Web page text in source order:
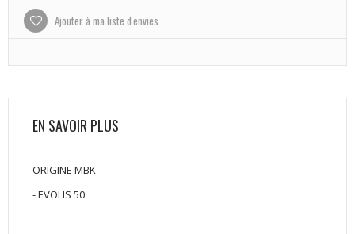
Ajouter à ma liste d'envies
EN SAVOIR PLUS
ORIGINE MBK
- EVOLIS 50